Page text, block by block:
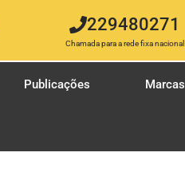
229480271
Chamada para a rede fixa nacional
Publicações Marcas